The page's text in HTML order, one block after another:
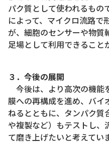
パク質として使われるもの
によって、マイクロ流路で
が、細胞のセンサーや物質
足場として利用できること
３．今後の展開
今後は、より高次の機能
膜への再構成を進め、バイ
ねるとともに、タンパク
や複製など）もテストし、
て磨き上げたいと考えてい